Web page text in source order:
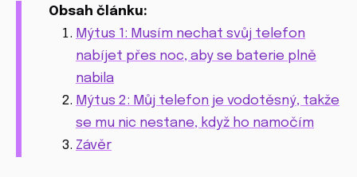
Obsah článku:
Mýtus 1: Musím nechat svůj telefon
nabíjet přes noc, aby se baterie plně
nabila
Mýtus 2: Můj telefon je vodotěsný, takže
se mu nic nestane, když ho namočím
Závěr